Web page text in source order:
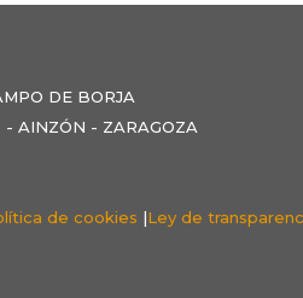
DE BORJA
AINZÓN - ZARAGOZA
de cookies |Ley de